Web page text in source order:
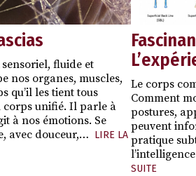
fluide et
nos organes, muscles,
qu’il les tient tous
corps unifié. Il parle à
à nos émotions. Se
avec douceur,… LIRE LA
Le corps
Comment
postures,
peuvent
pratique
SUITE